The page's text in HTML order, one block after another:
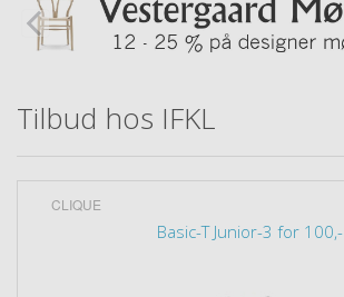
Tilbud hos IFKL
CLIQUE
Basic-T Junior-3 for 100,-